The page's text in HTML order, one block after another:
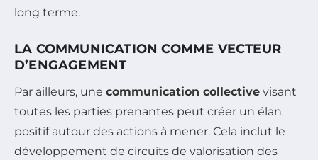
long terme.
LA COMMUNICATION COMME VECTEUR
D’ENGAGEMENT
Par ailleurs, une communication collective visant
toutes les parties prenantes peut créer un élan
positif autour des actions à mener. Cela inclut le
développement de circuits de valorisation des